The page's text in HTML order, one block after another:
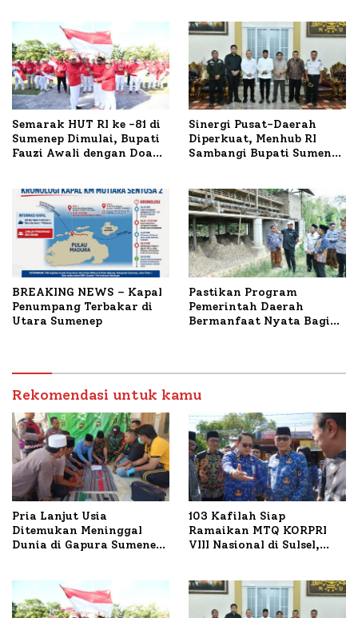
Semarak HUT RI ke -81 di
Sumenep Dimulai, Bupati
Fauzi Awali dengan Doa
Sinergi Pusat-Daerah
Diperkuat, Menhub RI
Sambangi Bupati Sumenep
BREAKING NEWS – Kapal
Penumpang Terbakar di
Utara Sumenep
Pastikan Program
Pemerintah Daerah
Bermanfaat Nyata Bagi
Petelur di Desa Bataal
Timur
Rekomendasi untuk kamu
Pria Lanjut Usia
Ditemukan Meninggal
Dunia di Gapura Sumenep,
103 Kafilah Siap
Ramaikan MTQ KORPRI
VIII Nasional di Sulsel,